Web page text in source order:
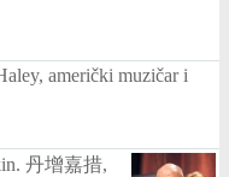
američki muzičar i
丹增嘉措,